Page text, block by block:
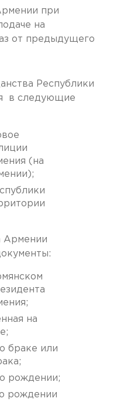
при
на
от предыдущего
Республики
в следующие
(на
Армении
на
браке или
рождении;
рождении